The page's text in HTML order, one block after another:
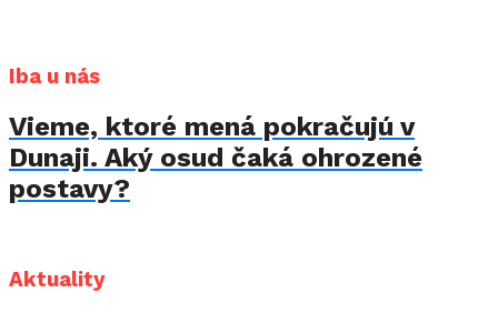
Iba u nás
Vieme, ktoré mená pokračujú v
Dunaji. Aký osud čaká ohrozené
postavy?
Aktuality